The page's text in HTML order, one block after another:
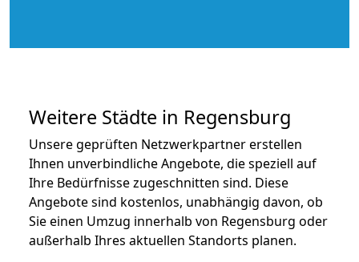
Weitere Städte in Regensburg
Unsere geprüften Netzwerkpartner erstellen
Ihnen unverbindliche Angebote, die speziell auf
Ihre Bedürfnisse zugeschnitten sind. Diese
Angebote sind kostenlos, unabhängig davon, ob
Sie einen Umzug innerhalb von Regensburg oder
außerhalb Ihres aktuellen Standorts planen.